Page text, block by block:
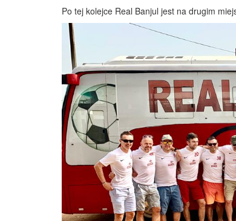
Po tej kolejce Real Banjul jest na drugim